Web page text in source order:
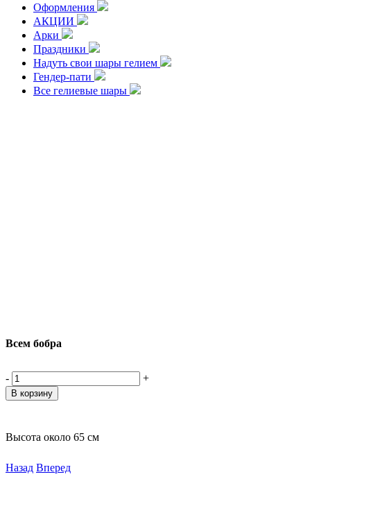
Оформления
АКЦИИ
Арки
Праздники
Надуть свои шары гелием
Гендер-пати
Все гелиевые шары
Всем бобра
-
+
Высота около 65 см
Назад Вперед